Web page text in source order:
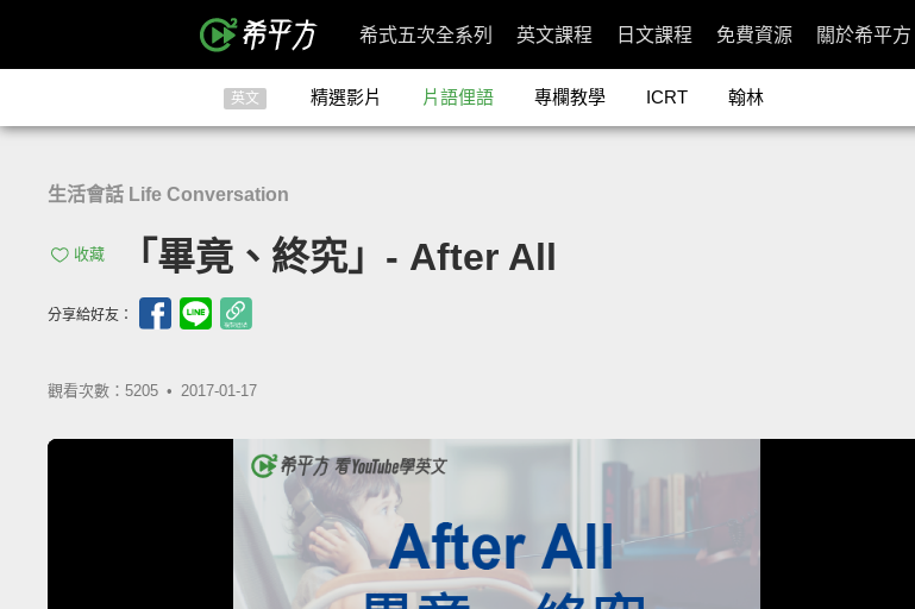
希式五次全系列 英文課程 日文課程 免費資源 關於希平方
英文 精選影片 片語俚語 專欄教學 ICRT 翰林
生活會話 Life Conversation
收藏 「畢竟、終究」- After All
分享給好友：
觀看次數：5205 • 2017-01-17